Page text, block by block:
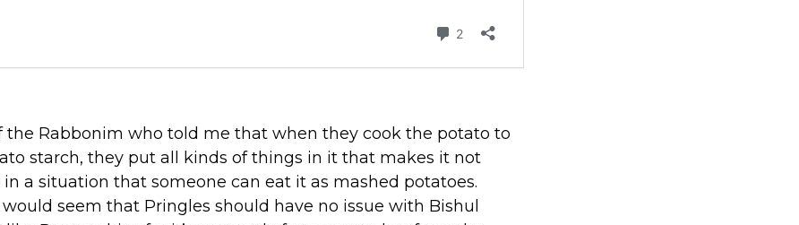
the Rabbonim who told me that when they cook the potato to
starch, they put all kinds of things in it that makes it not
in a situation that someone can eat it as mashed potatoes.
seem that Pringles should have no issue with Bishul